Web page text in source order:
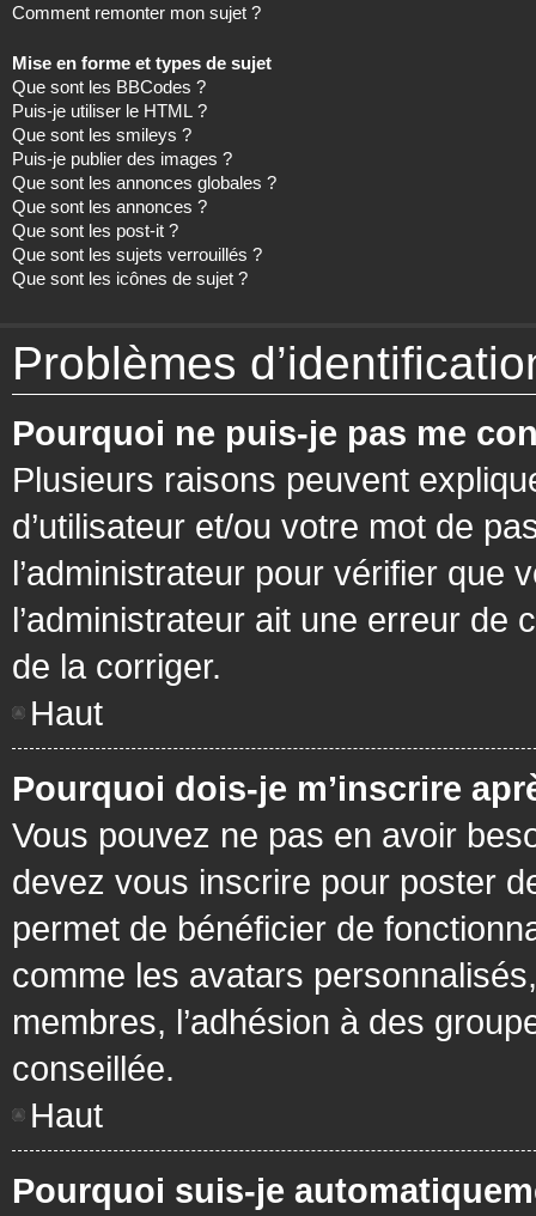
Comment remonter mon sujet ?
Mise en forme et types de sujet
Que sont les BBCodes ?
Puis-je utiliser le HTML ?
Que sont les smileys ?
Puis-je publier des images ?
Que sont les annonces globales ?
Que sont les annonces ?
Que sont les post-it ?
Que sont les sujets verrouillés ?
Que sont les icônes de sujet ?
Problèmes
Pourquoi ne puis-je pas me
Plusieurs raisons peuvent
d’utilisateur et/ou votre mot de
l’administrateur pour vérifier que
l’administrateur ait une erreur de
de la corriger.
Haut
Pourquoi dois-je m’inscrire
Vous pouvez ne pas en avoir
devez vous inscrire pour poster
permet de bénéficier de
comme les avatars
membres, l’adhésion à des
conseillée.
Haut
Pourquoi suis-je